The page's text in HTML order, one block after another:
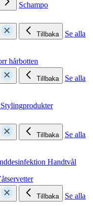
Schampo
Tillbaka
Se alla
hårbotten
Tillbaka
Se alla
Stylingprodukter
Tillbaka
Se alla
Handtvål
Tillbaka
Se alla